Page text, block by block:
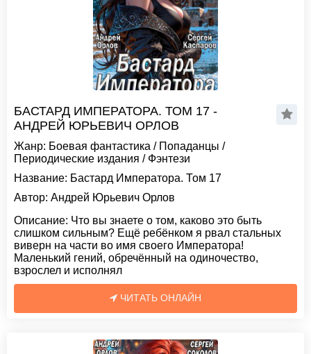
БАСТАРД ИМПЕРАТОРА. ТОМ 17 -
АНДРЕЙ ЮРЬЕВИЧ ОРЛОВ
Жанр: Боевая фантастика / Попаданцы /
Периодические издания / Фэнтези
Название: Бастард Императора. Том 17
Автор: Андрей Юрьевич Орлов
Описание: Что вы знаете о том, каково это быть
слишком сильным? Ещë ребëнком я рвал стальных
виверн на части во имя своего Императора!
Маленький гений, обречëнный на одиночество,
взрослел и исполнял
ЧИТАТЬ ОНЛАЙН